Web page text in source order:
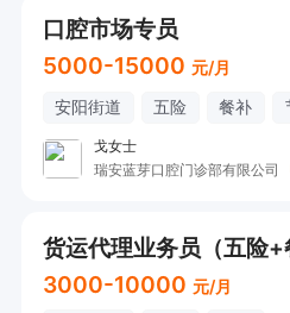
口腔市场专员
5000-15000 元/月
安阳街道 五险 餐补
戈女士
瑞安蓝芽口腔门诊部有限公司
货运代理业务员（五险+
3000-10000 元/月